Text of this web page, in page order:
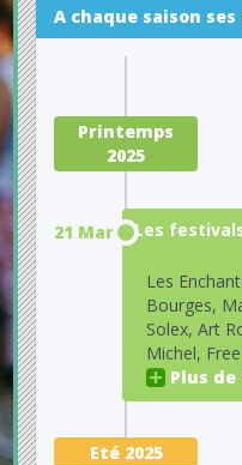
A chaque saison
Printemps
2025
21 Mars Les
Les
Bourges,
Solex, Art
Michel,
Plus
Eté 2025